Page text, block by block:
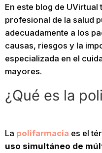
En este blog de
profesional de la salud
adecuadamente a los
causas, riesgos y la
especializada en el
mayores.
¿Qué es la
La polifarmacia es el
uso simultáneo de